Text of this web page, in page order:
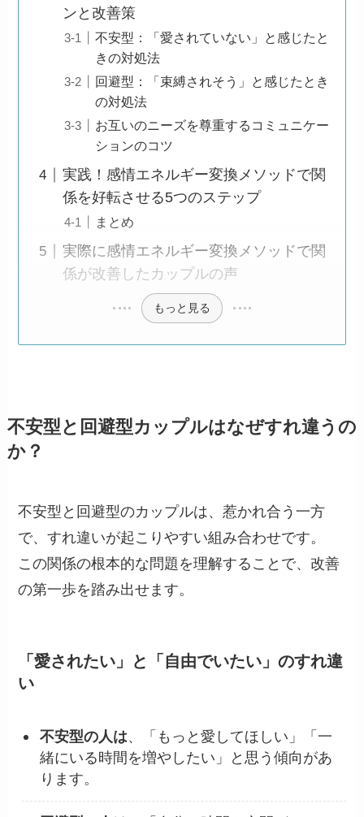
ンと改善策
不安型：「愛されていない」と感じたと
きの対処法
回避型：「束縛されそう」と感じたとき
の対処法
お互いのニーズを尊重するコミュニケー
ションのコツ
実践！感情エネルギー変換メソッドで関
係を好転させる5つのステップ
まとめ
実際に感情エネルギー変換メソッドで関
係が改善したカップルの声
もっと見る
不安型と回避型カップルはなぜすれ違うの
か？
不安型と回避型のカップルは、惹かれ合う一方
で、すれ違いが起こりやすい組み合わせです。
この関係の根本的な問題を理解することで、改善
の第一歩を踏み出せます。
「愛されたい」と「自由でいたい」のすれ違
い
不安型の人は、「もっと愛してほしい」「一
緒にいる時間を増やしたい」と思う傾向があ
ります。